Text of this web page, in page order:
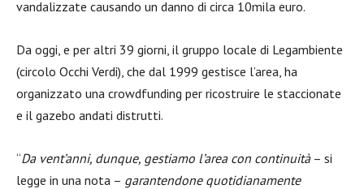
vandalizzate causando un danno di circa 10mila euro.
Da oggi, e per altri 39 giorni, il gruppo locale di Legambiente
(circolo Occhi Verdi), che dal 1999 gestisce l’area, ha
organizzato una crowdfunding per ricostruire le staccionate
e il gazebo andati distrutti.
“Da vent’anni, dunque, gestiamo l’area con continuità– si
legge in una nota – garantendone quotidianamente